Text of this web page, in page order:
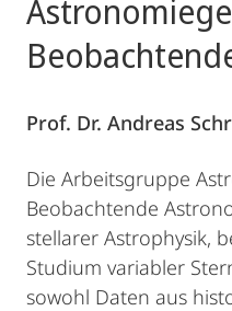
Prof. Dr. Andreas
Die Arbeitsgruppe
Beobachtende
stellarer Astrophysik,
Studium variabler
sowohl Daten aus